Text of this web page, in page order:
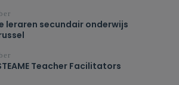
leraren secundair onderwijs
Teacher Facilitators